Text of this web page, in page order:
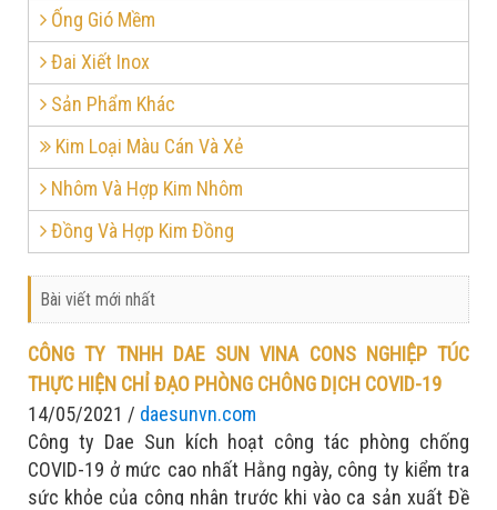
Ống Gió Mềm
Đai Xiết Inox
Sản Phẩm Khác
Kim Loại Màu Cán Và Xẻ
Nhôm Và Hợp Kim Nhôm
Đồng Và Hợp Kim Đồng
Bài viết mới nhất
CÔNG TY TNHH DAE SUN VINA CONS NGHIỆP TÚC
THỰC HIỆN CHỈ ĐẠO PHÒNG CHÔNG DỊCH COVID-19
14/05/2021 / daesunvn.com
Công ty Dae Sun kích hoạt công tác phòng chống
COVID-19 ở mức cao nhất Hằng ngày, công ty kiểm tra
sức khỏe của công nhân trước khi vào ca sản xuất Đề